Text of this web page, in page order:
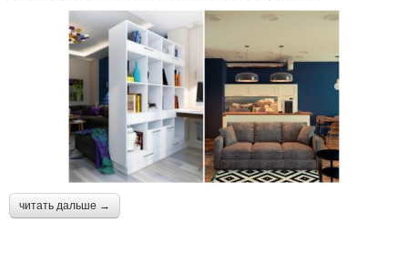
читать дальше →